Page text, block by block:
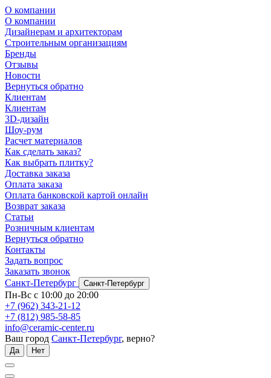
О компании
О компании
Дизайнерам и архитекторам
Строительным организациям
Бренды
Отзывы
Новости
Вернуться обратно
Клиентам
Клиентам
3D-дизайн
Шоу-рум
Расчет материалов
Как сделать заказ?
Как выбрать плитку?
Доставка заказа
Оплата заказа
Оплата банковской картой онлайн
Возврат заказа
Статьи
Розничным клиентам
Вернуться обратно
Контакты
Задать вопрос
Заказать звонок
Санкт-Петербург
Санкт-Петербург
Пн-Вс с 10:00 до 20:00
+7 (962) 343-21-12
+7 (812) 985-58-85
info@ceramic-center.ru
Ваш город Санкт-Петербург, верно?
Да Нет